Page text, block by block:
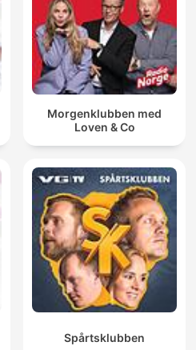
Morgenklubben med
Loven & Co
Spårtsklubben